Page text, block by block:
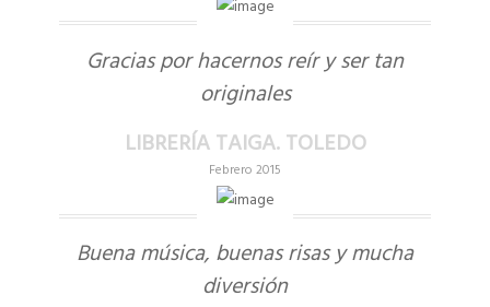
Gracias por hacernos reír y ser tan
originales
LIBRERÍA TAIGA. TOLEDO
Febrero 2015
Buena música, buenas risas y mucha
diversión